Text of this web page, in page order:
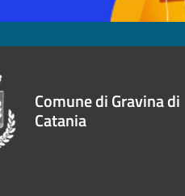
Comune di Gravina di
Catania